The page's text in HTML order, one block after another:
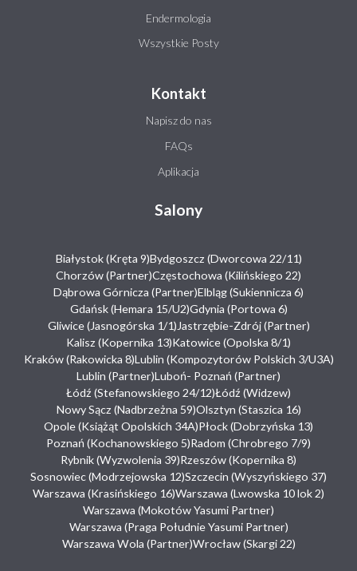
Endermologia
Wszystkie Posty
Kontakt
Napisz do nas
FAQs
Aplikacja
Salony
Białystok (Kręta 9)Bydgoszcz (Dworcowa 22/11)
Chorzów (Partner)Częstochowa (Kilińskiego 22)
Dąbrowa Górnicza (Partner)Elbląg (Sukiennicza 6)
Gdańsk (Hemara 15/U2)Gdynia (Portowa 6)
Gliwice (Jasnogórska 1/1) Jastrzębie-Zdrój (Partner)
Kalisz (Kopernika 13)Katowice (Opolska 8/1)
Kraków (Rakowicka 8)Lublin (Kompozytorów Polskich 3/U3A)
Lublin (Partner)Luboń- Poznań (Partner)
Łódź (Stefanowskiego 24/12)Łódź (Widzew)
Nowy Sącz (Nadbrzeżna 59)Olsztyn (Staszica 16)
Opole (Książąt Opolskich 34A)Płock (Dobrzyńska 13)
Poznań (Kochanowskiego 5)Radom (Chrobrego 7/9)
Rybnik (Wyzwolenia 39)Rzeszów (Kopernika 8)
Sosnowiec (Modrzejowska 12)Szczecin (Wyszyńskiego 37)
Warszawa (Krasińskiego 16)Warszawa (Lwowska 10 lok 2)
Warszawa (Mokotów Yasumi Partner)
Warszawa (Praga Południe Yasumi Partner)
Warszawa Wola (Partner)Wrocław (Skargi 22)